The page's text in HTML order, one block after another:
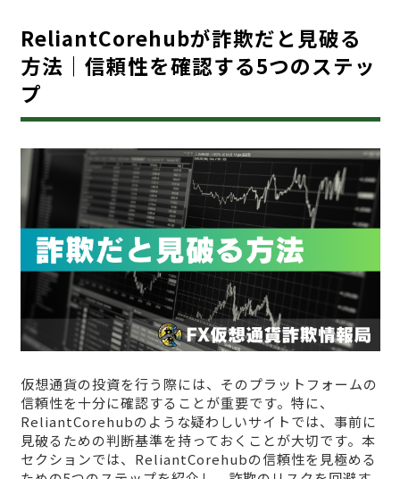
ReliantCorehubが詐欺だと見破る
方法｜信頼性を確認する5つのステッ
プ
仮想通貨の投資を行う際には、そのプラットフォームの
信頼性を十分に確認することが重要です。特に、
ReliantCorehubのような疑わしいサイトでは、事前に
見破るための判断基準を持っておくことが大切です。本
セクションでは、ReliantCorehubの信頼性を見極める